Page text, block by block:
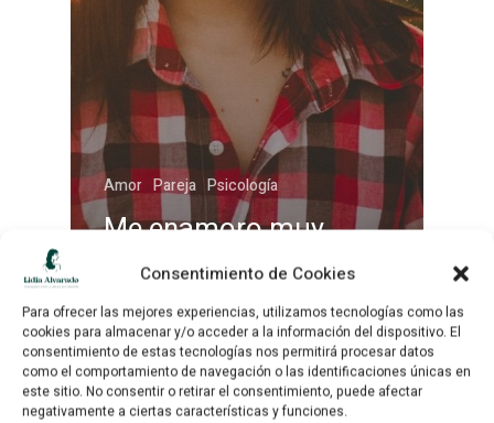
Consentimiento de Cookies
Para ofrecer las mejores experiencias, utilizamos tecnologías como las
cookies para almacenar y/o acceder a la información del dispositivo. El
consentimiento de estas tecnologías nos permitirá procesar datos
como el comportamiento de navegación o las identificaciones únicas en
este sitio. No consentir o retirar el consentimiento, puede afectar
negativamente a ciertas características y funciones.
Amor Pareja Psicología
Me enamoro muy
rápido, ¿Tengo un
problema?
Inicio
Sobre mí
Sesiones
Tarifas
Podcast
Super Reinas Club
Gratis